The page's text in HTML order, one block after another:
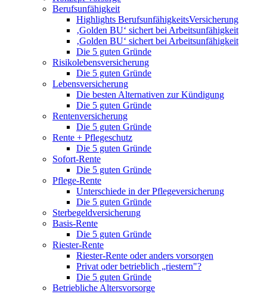
Berufsunfähigkeit
Highlights BerufsunfähigkeitsVersicherung
‚Golden BU‘ sichert bei Arbeitsunfähigkeit
‚Golden BU‘ sichert bei Arbeitsunfähigkeit
Die 5 guten Gründe
Risikolebensversicherung
Die 5 guten Gründe
Lebensversicherung
Die besten Alternativen zur Kündigung
Die 5 guten Gründe
Rentenversicherung
Die 5 guten Gründe
Rente + Pflegeschutz
Die 5 guten Gründe
Sofort-Rente
Die 5 guten Gründe
Pflege-Rente
Unterschiede in der Pflegeversicherung
Die 5 guten Gründe
Sterbegeldversicherung
Basis-Rente
Die 5 guten Gründe
Riester-Rente
Riester-Rente oder anders vorsorgen
Privat oder betrieblich „riestern"?
Die 5 guten Gründe
Betriebliche Altersvorsorge